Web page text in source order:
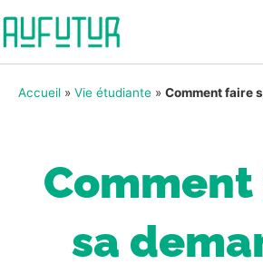
Accueil » Vie étudiante » Comment faire
sa